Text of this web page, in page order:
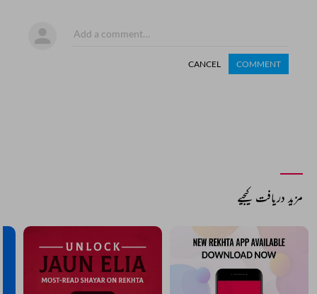
CANCEL COMMENT
مزید دریافت کیجیے